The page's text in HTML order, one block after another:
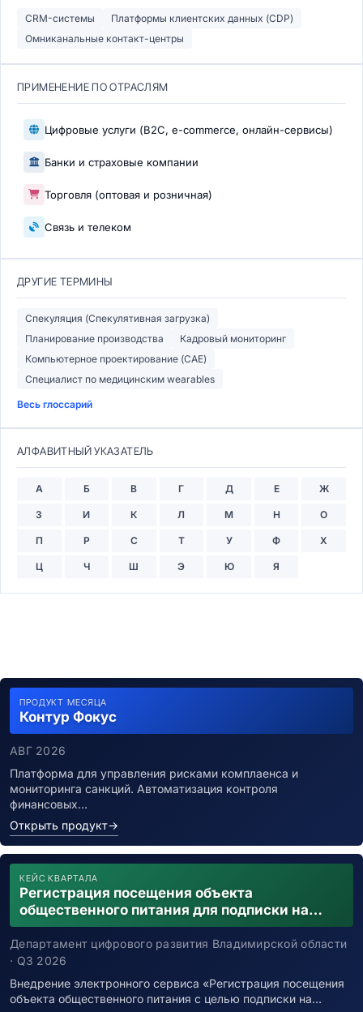
CRM-системы
Платформы клиентских данных (CDP)
Омниканальные контакт-центры
ПРИМЕНЕНИЕ ПО ОТРАСЛЯМ
Цифровые услуги (B2C, e-commerce, онлайн-сервисы)
Банки и страховые компании
Торговля (оптовая и розничная)
Связь и телеком
ДРУГИЕ ТЕРМИНЫ
Спекуляция (Спекулятивная загрузка)
Планирование производства
Кадровый мониторинг
Компьютерное проектирование (CAE)
Специалист по медицинским wearables
Весь глоссарий
АЛФАВИТНЫЙ УКАЗАТЕЛЬ
А Б В Г Д Е Ж
З И К Л М Н О
П Р С Т У Ф Х
Ц Ч Ш Э Ю Я
ПРОДУКТ МЕСЯЦА
Контур Фокус
АВГ 2026
Платформа для управления рисками комплаенса и
мониторинга санкций. Автоматизация контроля
финансовых…
Открыть продукт→
КЕЙС КВАРТАЛА
Регистрация посещения объекта
общественного питания для подписки на
уведомления о возможном контакте с
заболевшим новой коронавирусной
инфекцией
Департамент цифрового развития Владимирской области
· Q3 2026
Внедрение электронного сервиса «Регистрация посещения
объекта общественного питания с целью подписки на…